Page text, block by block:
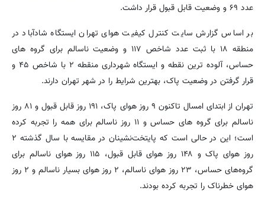
عدد ۶۹ و وضعیت قابل قبول قرار داشت.
بر اساس گزارش سایت کنترل کیفیت هوای تهران ایستگاه شادآباد در
منطقه ۱۸ با ثبت عدد شاخص ۱۱۷ و وضعیت ناسالم برای گروه های
حساس، آلوده ترین نقطه و ایستگاه شهرداری منقطه ۲ با شاخص ۴۵ و
قرار گرفتن در وضعیت پاک، بهترین شرایط را در شهر تهران دارند.
تهران از ابتدای امسال تاکنون ۹ روز هوای پاک، ۱۹۱ روز قابل قبول و ۸۱ روز
ناسالم برای گروه های حساس و ۱۱ روز ناسالم برای همه را تجربه کرده
است؛ این در حالی است که پایتخت‌نشینان در مقایسه با سال گذشته ۲
روز هوای پاک و ۱۴۸ روز هوای قابل قبول، ۱۱۵ روز هوای ناسالم برای
گروه‌های حساس، ۲۳ روز هوای ناسالم، ۲ روز هوای بسیار ناسالم و ۲ روز
هوای خطرناک را تجربه کرده بودند.